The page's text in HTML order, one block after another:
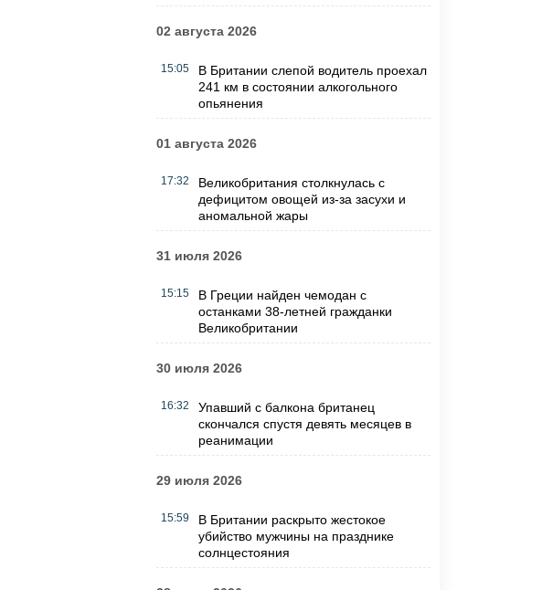
02 августа 2026
15:05
В Британии слепой водитель проехал
241 км в состоянии алкогольного
опьянения
01 августа 2026
17:32
Великобритания столкнулась с
дефицитом овощей из-за засухи и
аномальной жары
31 июля 2026
15:15
В Греции найден чемодан с
останками 38-летней гражданки
Великобритании
30 июля 2026
16:32
Упавший с балкона британец
скончался спустя девять месяцев в
реанимации
29 июля 2026
15:59
В Британии раскрыто жестокое
убийство мужчины на празднике
солнцестояния